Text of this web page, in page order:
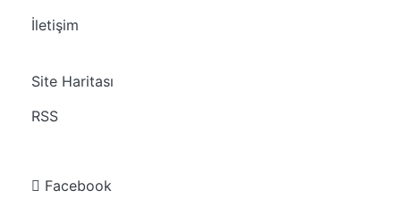
İletişim
Site Haritası
RSS
Facebook